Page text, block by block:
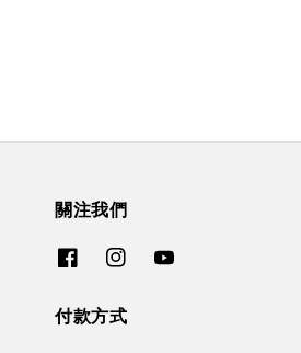
關注我們
付款方式